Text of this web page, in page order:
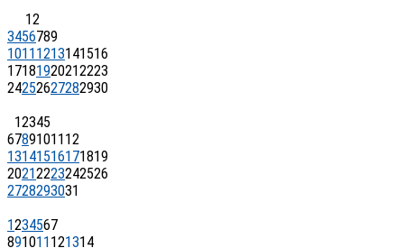
12
3456789
1011 1213141516
17181920212223
24252627282930
12345
67891011 12
13141516171819
20212223242526
2728293031
1234567
891011 121314